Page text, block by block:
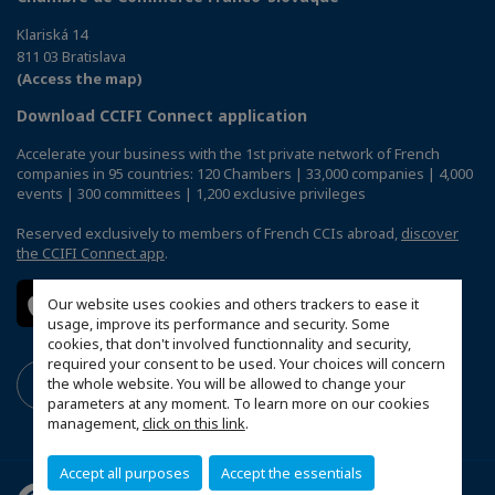
Our website uses cookies and others trackers to ease it
usage, improve its performance and security. Some
cookies, that don't involved functionnality and security,
required your consent to be used. Your choices will concern
the whole website. You will be allowed to change your
parameters at any moment. To learn more on our cookies
management,click on this link.
Accept all purposes Accept the essentials
Klariská 14
811 03 Bratislava
(Access the map)
Download CCIFI Connect application
Accelerate your business with the 1st private network of French
companies in 95 countries: 120 Chambers | 33,000 companies | 4,000
events | 300 committees | 1,200 exclusive privileges
Reserved exclusively to members of French CCIs abroad, discover
the CCIFI Connect app.